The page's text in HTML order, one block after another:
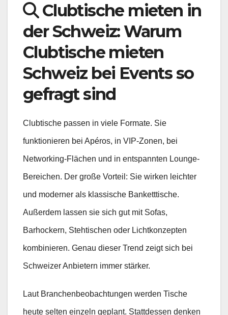
Clubtische mieten in
der Schweiz: Warum
Clubtische mieten
Schweiz bei Events so
gefragt sind
Clubtische passen in viele Formate. Sie
funktionieren bei Apéros, in VIP-Zonen, bei
Networking-Flächen und in entspannten Lounge-
Bereichen. Der große Vorteil: Sie wirken leichter
und moderner als klassische Banketttische.
Außerdem lassen sie sich gut mit Sofas,
Barhockern, Stehtischen oder Lichtkonzepten
kombinieren. Genau dieser Trend zeigt sich bei
Schweizer Anbietern immer stärker.
Laut Branchenbeobachtungen werden Tische
heute selten einzeln geplant. Stattdessen denken